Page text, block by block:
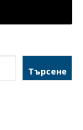
Търсене